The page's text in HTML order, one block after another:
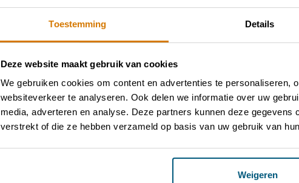
Toestemming Details
Deze website maakt gebruik van cookies
We gebruiken cookies om content en advertenties te personaliseren,
websiteverkeer te analyseren. Ook delen we informatie over uw
media, adverteren en analyse. Deze partners kunnen deze
verstrekt of die ze hebben verzameld op basis van uw gebruik van
Weigeren